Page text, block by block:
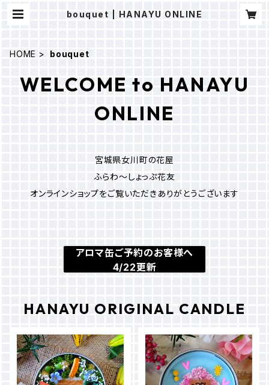
bouquet | HANAYU ONLINE
HOME bouquet
WELCOME to HANAYU
ONLINE
宮城県女川町の花屋
ふらわ～しょっぷ花友
オンラインショップをご覧いただきありがとうございます
アロマ缶ご予約のお客様へ
4/22更新
HANAYU ORIGINAL CANDLE